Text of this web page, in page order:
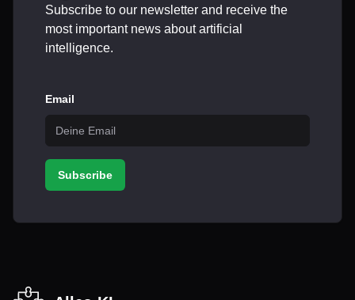
Subscribe to our newsletter and receive the
most important news about artificial
intelligence.
Email
Subscribe